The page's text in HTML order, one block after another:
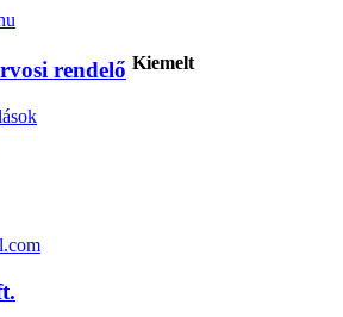
rendelő Kiemelt